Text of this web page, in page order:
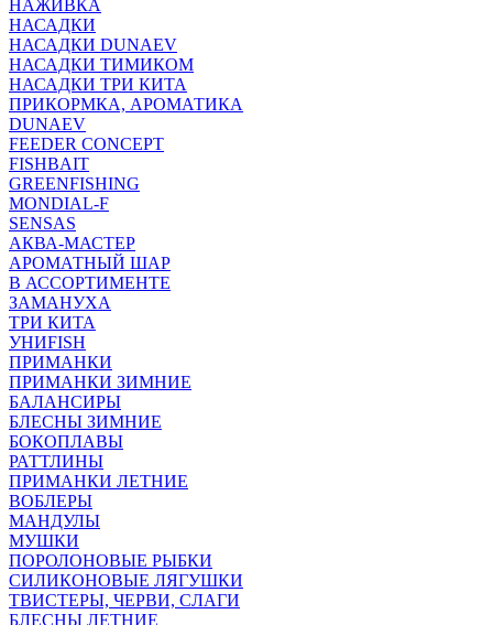
НАЖИВКА
НАСАДКИ
НАСАДКИ DUNAEV
НАСАДКИ ТИМИКОМ
НАСАДКИ ТРИ КИТА
ПРИКОРМКА, АРОМАТИКА
DUNAEV
FEEDER CONCEPT
FISHBAIT
GREENFISHING
MONDIAL-F
SENSAS
АКВА-МАСТЕР
АРОМАТНЫЙ ШАР
В АССОРТИМЕНТЕ
ЗАМАНУХА
ТРИ КИТА
УНИFISH
ПРИМАНКИ
ПРИМАНКИ ЗИМНИЕ
БАЛАНСИРЫ
БЛЕСНЫ ЗИМНИЕ
БОКОПЛАВЫ
РАТТЛИНЫ
ПРИМАНКИ ЛЕТНИЕ
ВОБЛЕРЫ
МАНДУЛЫ
МУШКИ
ПОРОЛОНОВЫЕ РЫБКИ
СИЛИКОНОВЫЕ ЛЯГУШКИ
ТВИСТЕРЫ, ЧЕРВИ, СЛАГИ
БЛЕСНЫ ЛЕТНИЕ